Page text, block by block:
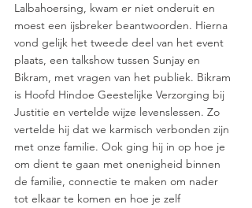
Lalbahoersing, kwam er niet onderuit en
moest een ijsbreker beantwoorden. Hierna
vond gelijk het tweede deel van het event
plaats, een talkshow tussen Sunjay en
Bikram, met vragen van het publiek. Bikram
is Hoofd Hindoe Geestelijke Verzorging bij
Justitie en vertelde wijze levenslessen. Zo
vertelde hij dat we karmisch verbonden zijn
met onze familie. Ook ging hij in op hoe je
om dient te gaan met onenigheid binnen
de familie, connectie te maken om nader
tot elkaar te komen en hoe je zelf